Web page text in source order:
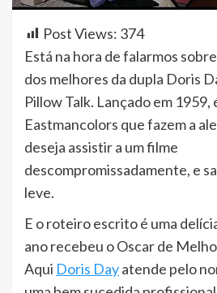
Post Views: 374
Está na hora de falarmos
dos melhores da dupla Doris
Pillow Talk. Lançado em 1959,
Eastmancolors que fazem a
deseja assistir a um filme
descompromissadamente, e
leve.
E o roteiro escrito é uma
ano recebeu o Oscar de
Aqui Doris Dayatende pelo